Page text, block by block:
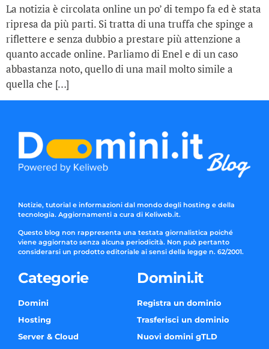
La notizia è circolata online un po’ di tempo fa ed è stata
ripresa da più parti. Si tratta di una truffa che spinge a
riflettere e senza dubbio a prestare più attenzione a
quanto accade online. Parliamo di Enel e di un caso
abbastanza noto, quello di una mail molto simile a
quella che […]
Notizie, tutorial e informazioni dal mondo degli hosting e della
tecnologia. Aggiornamenti a cura di Keliweb.it.
Questo blog non rappresenta una testata giornalistica poiché
viene aggiornato senza alcuna periodicità. Non può pertanto
considerarsi un prodotto editoriale ai sensi della legge n. 62/2001.
Categorie
Domini
Hosting
Server & Cloud
Domini.it
Registra un dominio
Trasferisci un dominio
Nuovi domini gTLD